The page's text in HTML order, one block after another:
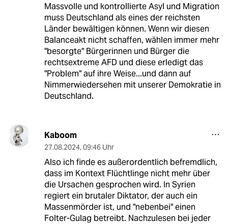
Massvolle und kontrollierte Asyl und Migration
muss Deutschland als eines der reichsten
Länder bewältigen können. Wenn wir diesen
Balanceakt nicht schaffen, wählen immer mehr
"besorgte" Bürgerinnen und Bürger die
rechtsextreme AFD und diese erledigt das
"Problem" auf ihre Weise...und dann auf
Nimmerwiedersehen mit unserer Demokratie in
Deutschland.
Kaboom
27.08.2024, 09:46 Uhr
Also ich finde es außerordentlich befremdlich,
dass im Kontext Flüchtlinge nicht mehr über
die Ursachen gesprochen wird. In Syrien
regiert ein brutaler Diktator, der auch ein
Massenmörder ist, und "nebenbei" einen
Folter-Gulag betreibt. Nachzulesen bei jeder